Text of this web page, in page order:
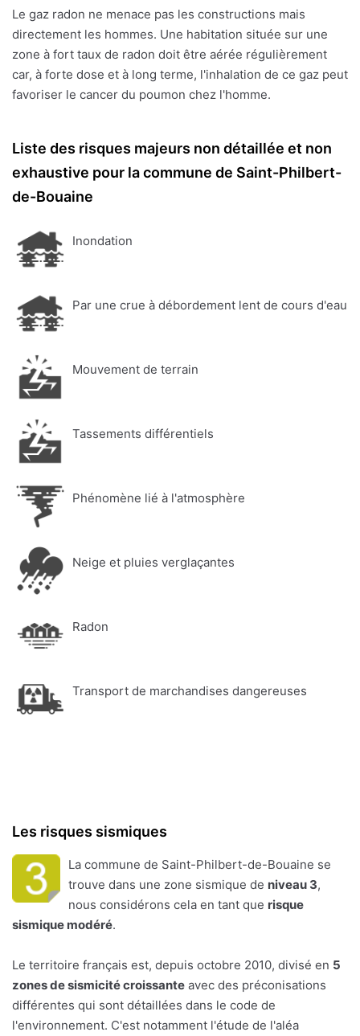
Le gaz radon ne menace pas les constructions mais
directement les hommes. Une habitation située sur une
zone à fort taux de radon doit être aérée régulièrement
car, à forte dose et à long terme, l'inhalation de ce gaz peut
favoriser le cancer du poumon chez l'homme.
Liste des risques majeurs non détaillée et non
exhaustive pour la commune de Saint-Philbert-
de-Bouaine
Inondation
Par une crue à débordement lent de cours d'eau
Mouvement de terrain
Tassements différentiels
Phénomène lié à l'atmosphère
Neige et pluies verglaçantes
Radon
Transport de marchandises dangereuses
Les risques sismiques
La commune de Saint-Philbert-de-Bouaine se
trouve dans une zone sismique de niveau 3,
nous considérons cela en tant que risque
sismique modéré.
Le territoire français est, depuis octobre 2010, divisé en 5
zones de sismicité croissante avec des préconisations
différentes qui sont détaillées dans le code de
l'environnement. C'est notamment l'étude de l'aléa